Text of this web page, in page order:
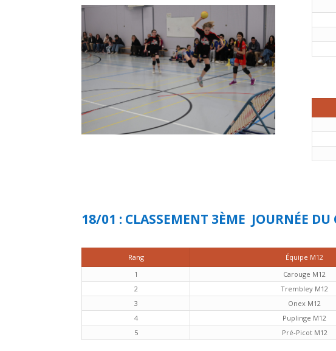
18/01 : CLASSEMENT 3ÈME JOURNÉE
Rang Équipe M12
1
Carouge M12
2
Trembley M12
3
Onex M12
4
Puplinge M12
5
Pré-Picot M12